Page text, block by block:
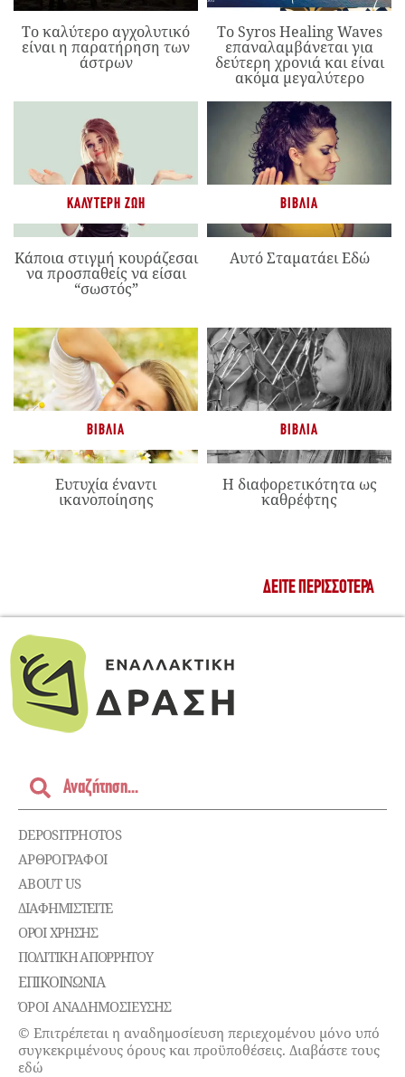
Το καλύτερο αγχολυτικό
είναι η παρατήρηση των
άστρων
Το Syros Healing Waves
επαναλαμβάνεται για
δεύτερη χρονιά και είναι
ακόμα μεγαλύτερο
ΚΑΛΎΤΕΡΗ ΖΩΉ
Κάποια στιγμή κουράζεσαι
να προσπαθείς να είσαι
“σωστός”
ΒΙΒΛΊΑ
Αυτό Σταματάει Εδώ
ΒΙΒΛΊΑ
Ευτυχία έναντι
ικανοποίησης
ΒΙΒΛΊΑ
Η διαφορετικότητα ως
καθρέφτης
ΔΕΊΤΕ ΠΕΡΙΣΣΌΤΕΡΑ
DEPOSITPHOTOS
ΑΡΘΡΟΓΡΑΦΟΙ
ABOUT US
ΔΙΑΦΗΜΙΣΤΕΊΤΕ
ΌΡΟΙ ΧΡΉΣΗΣ
ΠΟΛΙΤΙΚΉ ΑΠΟΡΡΉΤΟΥ
ΕΠΙΚΟΙΝΩΝΊΑ
ΌΡΟΙ ΑΝΑΔΗΜΟΣΙΕΥΣΗΣ
© Επιτρέπεται η αναδημοσίευση περιεχομένου μόνο υπό
συγκεκριμένους όρους και προϋποθέσεις. Διαβάστε τους
εδώ